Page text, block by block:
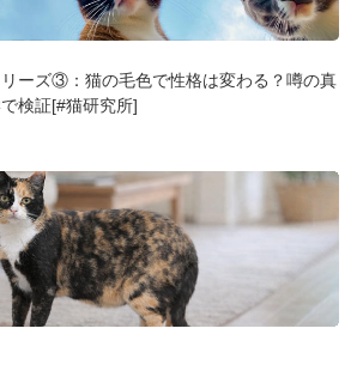
リーズ③：猫の毛色で性格は変わる？噂の真
検証[#猫研究所]